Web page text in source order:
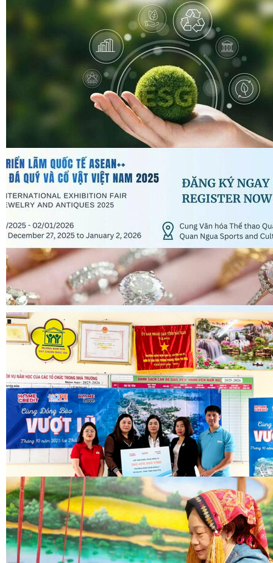
congthuong.vn (8)
congthuong.vn (8)
laodong.vn
Spider
Spider
Spider
Spider
Spider
Spider
qdnd.vn
qdnd.vn
qdnd.vn
qdnd.vn
qdnd.vn
qdnd.vn
qdnd.vn
qdnd.vn
qdnd.vn
qdnd.vn
qdnd.vn